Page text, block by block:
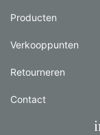
Producten
Verkooppunten
Retourneren
Contact